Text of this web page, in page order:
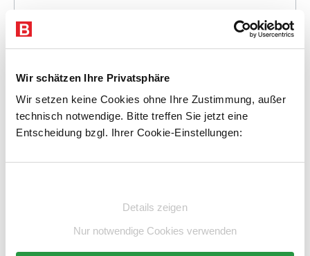
Wir schätzen Ihre Privatsphäre
Wir setzen keine Cookies ohne Ihre Zustimmung, außer
technisch notwendige. Bitte treffen Sie jetzt eine
Entscheidung bzgl. Ihrer Cookie-Einstellungen:
Details zeigen
Nur notwendige Cookies verwenden
Preis für alle:
Details In den Warenkorb
2.264,25 €(3%gespart)
Preis für alle:2.196,32 € %